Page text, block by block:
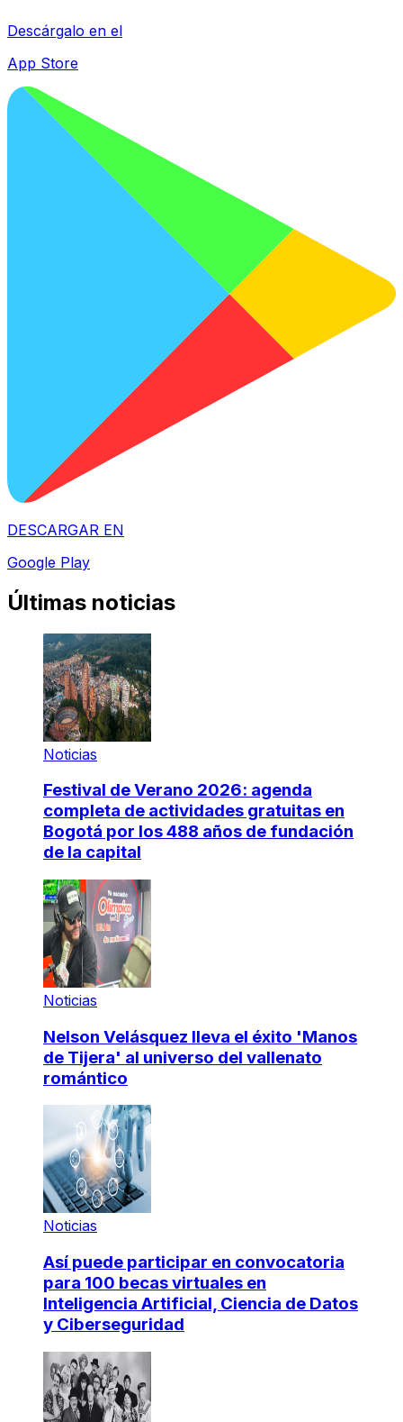
Descárgalo en el
App Store
DESCARGAR EN
Google Play
Últimas noticias
Noticias
Festival de Verano 2026: agenda
completa de actividades gratuitas en
Bogotá por los 488 años de fundación
de la capital
Noticias
Nelson Velásquez lleva el éxito 'Manos
de Tijera' al universo del vallenato
romántico
Noticias
Así puede participar en convocatoria
para 100 becas virtuales en
Inteligencia Artificial, Ciencia de Datos
y Ciberseguridad